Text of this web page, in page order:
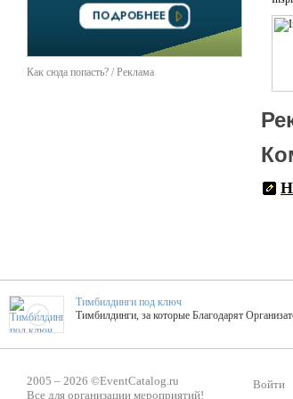
Как сюда попасть? / Реклама
Тимбилдинги под ключ
Тимбилдинги, за которые Благодарят
ТОПовые мастер-классы на мероприятие!
2005 – 2026 ©EventCatalog.ru
Все для организации мероприятий!
Войти